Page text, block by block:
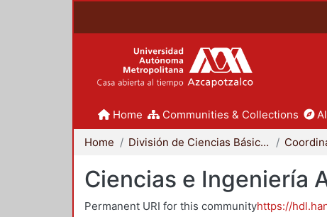
Home Communities & Collections
Home División de Ciencias Básicas e Ingeniería
Ciencias e Ingeniería
Permanent URI for this communityhttps://